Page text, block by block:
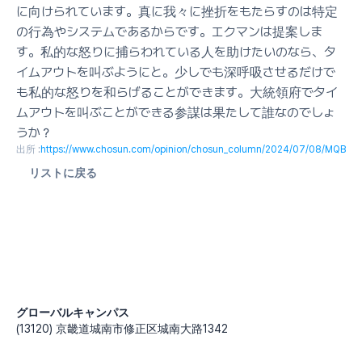
に向けられています。真に我々に挫折をもたらすのは特定
の行為やシステムであるからです。エクマンは提案しま
す。私的な怒りに捕らわれている人を助けたいのなら、タ
イムアウトを叫ぶようにと。少しでも深呼吸させるだけで
も私的な怒りを和らげることができます。大統領府でタイ
ムアウトを叫ぶことができる参謀は果たして誰なのでしょ
うか？
出所 : https://www.chosun.com/opinion/chosun_column/2024/07/08/
リストに戻る
グローバルキャンパス
(13120) 京畿道城南市修正区城南大路1342